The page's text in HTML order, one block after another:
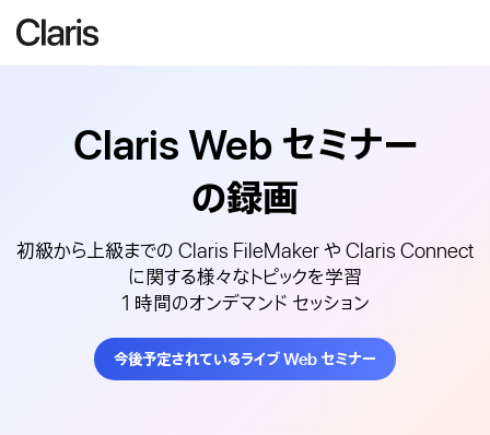
Claris Web セミナー
の録画
初級から上級までの Claris FileMaker や Claris Connect
に関する様々なトピックを学習
1 時間のオンデマンド セッション
今後予定されているライブ Web セミナー